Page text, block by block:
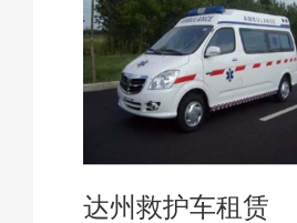
达州救护车租赁